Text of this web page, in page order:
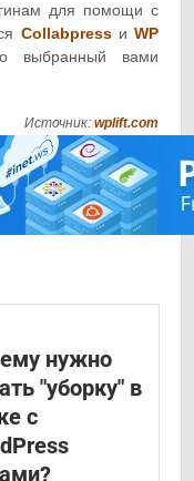
для помощи с
Collabpressи WP
выбранный вами
Источник: wplift.com
нужно
"уборку" в
с